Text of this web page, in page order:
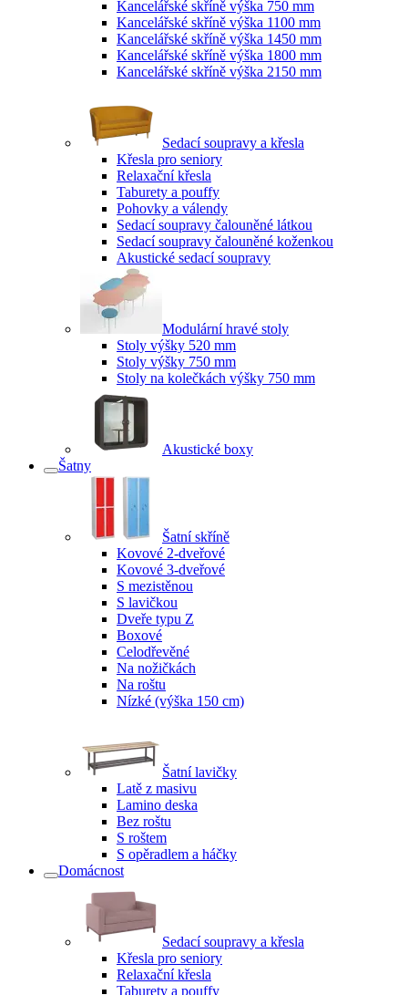
Kancelářské skříně výška 750 mm
Kancelářské skříně výška 1100 mm
Kancelářské skříně výška 1450 mm
Kancelářské skříně výška 1800 mm
Kancelářské skříně výška 2150 mm
Sedací soupravy a křesla
Křesla pro seniory
Relaxační křesla
Taburety a pouffy
Pohovky a válendy
Sedací soupravy čalouněné látkou
Sedací soupravy čalouněné koženkou
Akustické sedací soupravy
Modulární hravé stoly
Stoly výšky 520 mm
Stoly výšky 750 mm
Stoly na kolečkách výšky 750 mm
Akustické boxy
Šatny
Šatní skříně
Kovové 2-dveřové
Kovové 3-dveřové
S mezistěnou
S lavičkou
Dveře typu Z
Boxové
Celodřevěné
Na nožičkách
Na roštu
Nízké (výška 150 cm)
Šatní lavičky
Latě z masivu
Lamino deska
Bez roštu
S roštem
S opěradlem a háčky
Domácnost
Sedací soupravy a křesla
Křesla pro seniory
Relaxační křesla
Taburety a pouffy